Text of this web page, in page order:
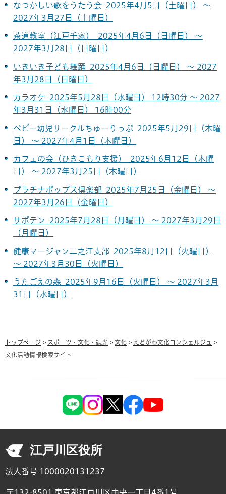
なつかしい歌をうたう会 2025年4月5日（土曜日） ～
2027年3月27日（土曜日）
茶道教室（江戸千家） 2025年4月6日（日曜日） ～
2027年3月28日（日曜日）
いきいき子ども舞踊 2025年4月6日（日曜日） ～ 2027
年3月28日（日曜日）
カラオケ 2025年5月28日（水曜日） 12時30分 ～ 2027
年3月31日（水曜日） 16時00分
ベビー幼児サークルちゅーりっぷ 2025年5月29日（木曜
日） ～ 2027年4月1日（木曜日）
カフェの会（ひきこもり支援） 2025年6月12日（木曜
日） ～ 2027年3月25日（木曜日）
プラチナポップス倶楽部 2025年7月25日（金曜日） ～
2027年3月26日（金曜日）
サボテン 2025年7月28日（月曜日） ～ 2027年3月29日
（月曜日）
健康マージャン二之江支部 2025年8月12日（火曜日）
～ 2027年3月30日（火曜日）
うたごえの森 2025年9月16日（火曜日） ～ 2027年3月
31日（水曜日）
トップページ > スポーツ・文化・観光 > 文化 > えどがわ文化コンシェルジュ >
文化活動情報検索サイト
江戸川区役所
法人番号 1000020131237
〒132-8501 東京都江戸川区中央一丁目4番1号